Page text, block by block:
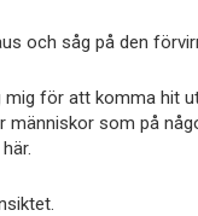
och såg på den
mig för att komma hit
människor som på